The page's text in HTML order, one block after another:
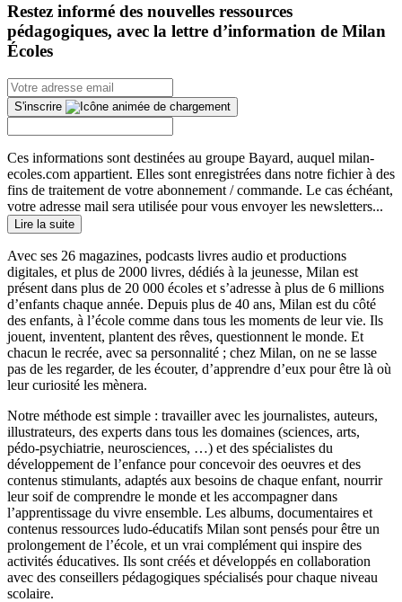
Restez informé des nouvelles ressources
pédagogiques, avec la lettre d’information de Milan
Écoles
S'inscrire
Ces informations sont destinées au groupe Bayard, auquel milan-
ecoles.com appartient. Elles sont enregistrées dans notre fichier à des
fins de traitement de votre abonnement / commande. Le cas échéant,
votre adresse mail sera utilisée pour vous envoyer les newsletters...
Lire la suite
Avec ses 26 magazines, podcasts livres audio et productions
digitales, et plus de 2000 livres, dédiés à la jeunesse, Milan est
présent dans plus de 20 000 écoles et s’adresse à plus de 6 millions
d’enfants chaque année. Depuis plus de 40 ans, Milan est du côté
des enfants, à l’école comme dans tous les moments de leur vie. Ils
jouent, inventent, plantent des rêves, questionnent le monde. Et
chacun le recrée, avec sa personnalité ; chez Milan, on ne se lasse
pas de les regarder, de les écouter, d’apprendre d’eux pour être là où
leur curiosité les mènera.
Notre méthode est simple : travailler avec les journalistes, auteurs,
illustrateurs, des experts dans tous les domaines (sciences, arts,
pédo-psychiatrie, neurosciences, …) et des spécialistes du
développement de l’enfance pour concevoir des oeuvres et des
contenus stimulants, adaptés aux besoins de chaque enfant, nourrir
leur soif de comprendre le monde et les accompagner dans
l’apprentissage du vivre ensemble. Les albums, documentaires et
contenus ressources ludo-éducatifs Milan sont pensés pour être un
prolongement de l’école, et un vrai complément qui inspire des
activités éducatives. Ils sont créés et développés en collaboration
avec des conseillers pédagogiques spécialisés pour chaque niveau
scolaire.